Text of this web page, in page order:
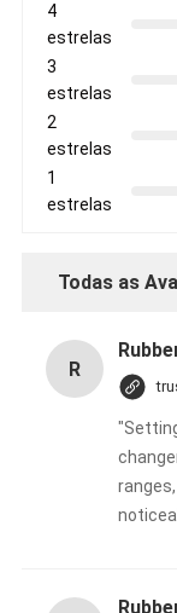
4
estrelas
3
estrelas
2
estrelas
1
estrelas
Todas as
R